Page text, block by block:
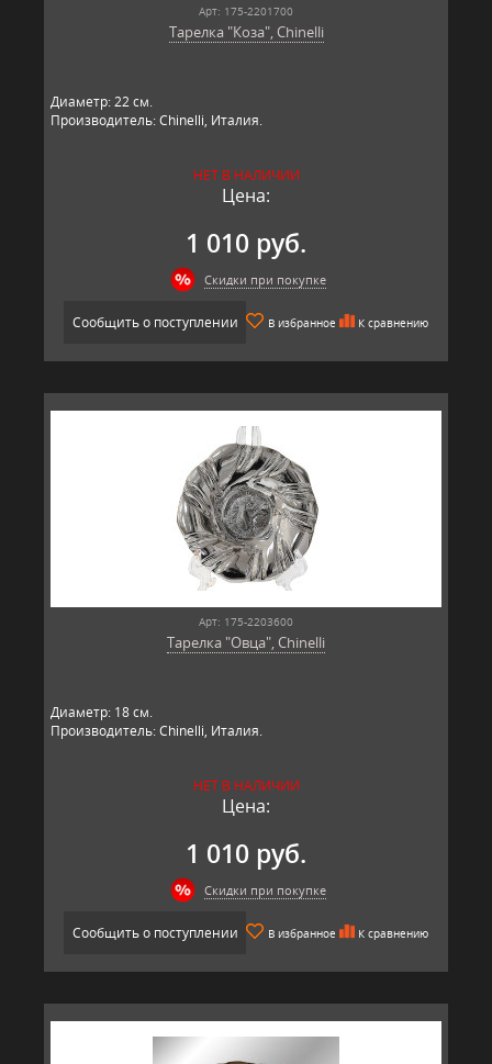
Арт: 175-2201700
Тарелка "Коза", Chinelli
​Диаметр: 22 см.
Производитель: Chinelli, Италия.
НЕТ В НАЛИЧИИ
Цена:
1 010 руб.
Скидки при покупке
Сообщить о поступлении В избранное К сравнению
Арт: 175-2203600
Тарелка "Овца", Chinelli
Диаметр: 18 см.
Производитель: Chinelli, Италия.
НЕТ В НАЛИЧИИ
Цена:
1 010 руб.
Скидки при покупке
Сообщить о поступлении В избранное К сравнению